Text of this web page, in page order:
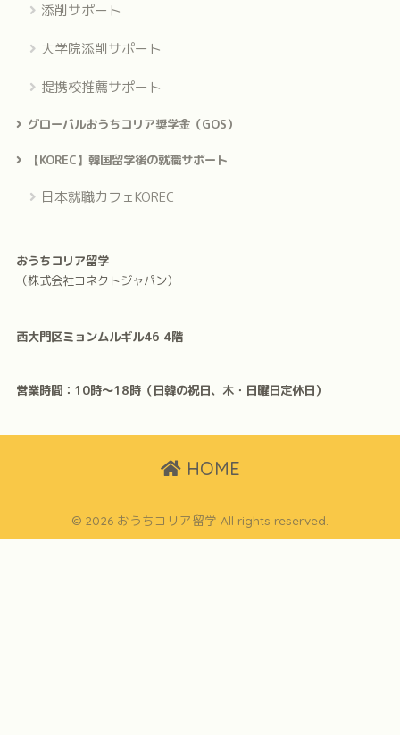
添削サポート
大学院添削サポート
提携校推薦サポート
グローバルおうちコリア奨学金（GOS）
【KOREC】韓国留学後の就職サポート
日本就職カフェKOREC
おうちコリア留学
（株式会社コネクトジャパン）
西大門区ミョンムルギル46 4階
営業時間：10時〜18時（日韓の祝日、木・日曜日定休日）
HOME
© 2026 おうちコリア留学 All rights reserved.